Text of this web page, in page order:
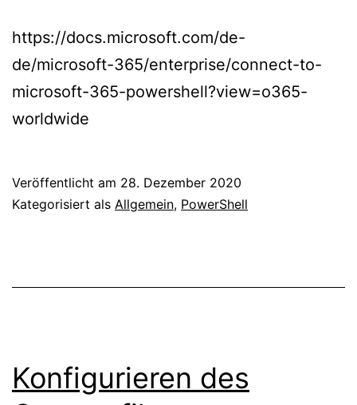
https://docs.microsoft.com/de-
de/microsoft-365/enterprise/connect-to-
microsoft-365-powershell?view=o365-
worldwide
Veröffentlicht am 28. Dezember 2020
Kategorisiert als Allgemein, PowerShell
Konfigurieren des